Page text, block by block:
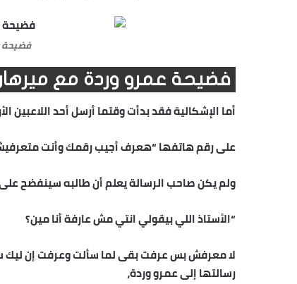
فضيحة
فضيحة عمرو وردة مع
أما الإشكالية فقد بدأت وقتما أرسل أحد اللاعبين
على رقم هاتفها “هعرف أجيب رقمك وأنت
ولم يكن صاحب الرسالة يعلم أن طالبه سينفضح
“الأستاذ اللي بيقولي انتي مش عارفة أنا مين؟
لا معرفش بس عرفت بقى لما سألت وعرفت إن
رسالتها إلى عمرو وردة،